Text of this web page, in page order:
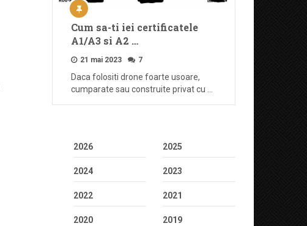
Cum sa-ti iei certificatele
A1/A3 si A2 …
21 mai 2023 7
Daca folositi drone foarte usoare,
cumparate sau construite privat cu …
2026 2025
2024 2023
2022 2021
2020 2019